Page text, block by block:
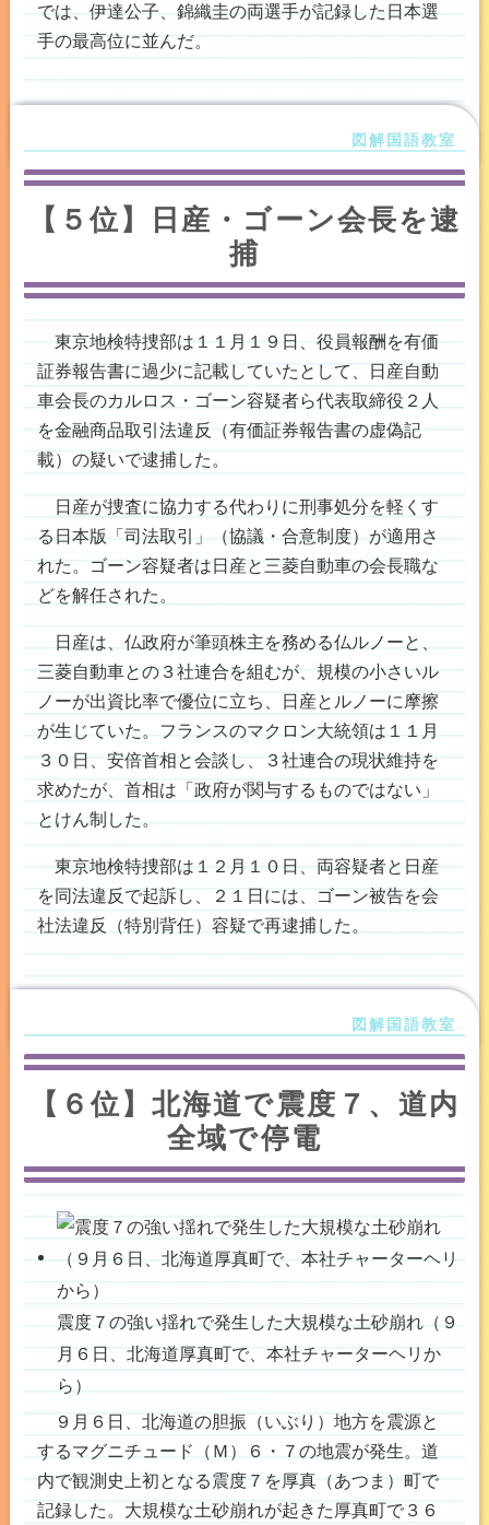
では、伊達公子、錦織圭の両選手が記録した日本選
手の最高位に並んだ。
【５位】日産・ゴーン会長を逮
捕
東京地検特捜部は１１月１９日、役員報酬を有価
証券報告書に過少に記載していたとして、日産自動
車会長のカルロス・ゴーン容疑者ら代表取締役２人
を金融商品取引法違反（有価証券報告書の虚偽記
載）の疑いで逮捕した。
日産が捜査に協力する代わりに刑事処分を軽くす
る日本版「司法取引」（協議・合意制度）が適用さ
れた。ゴーン容疑者は日産と三菱自動車の会長職な
どを解任された。
日産は、仏政府が筆頭株主を務める仏ルノーと、
三菱自動車との３社連合を組むが、規模の小さいル
ノーが出資比率で優位に立ち、日産とルノーに摩擦
が生じていた。フランスのマクロン大統領は１１月
３０日、安倍首相と会談し、３社連合の現状維持を
求めたが、首相は「政府が関与するものではない」
とけん制した。
東京地検特捜部は１２月１０日、両容疑者と日産
を同法違反で起訴し、２１日には、ゴーン被告を会
社法違反（特別背任）容疑で再逮捕した。
【６位】北海道で震度７、道内
全域で停電
震度７の強い揺れで発生した大規模な土砂崩れ（９
月６日、北海道厚真町で、本社チャーターヘリか
ら）
９月６日、北海道の胆振（いぶり）地方を震源と
するマグニチュード（Ｍ）６・７の地震が発生。道
内で観測史上初となる震度７を厚真（あつま）町で
記録した。大規模な土砂崩れが起きた厚真町で３６